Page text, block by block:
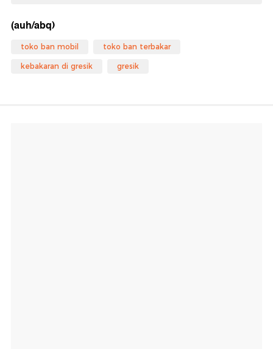
(auh/abq)
toko ban mobil toko ban terbakar
kebakaran di gresik gresik